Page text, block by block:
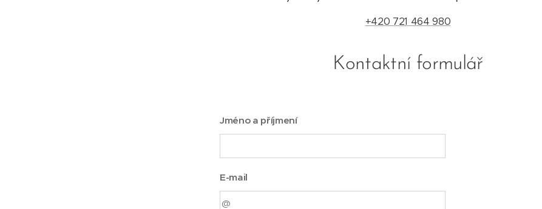
+420 721 464 980
Kontaktní formulář
Jméno a příjmení
E-mail